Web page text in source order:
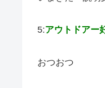
5:アウトドアー
おつおつ